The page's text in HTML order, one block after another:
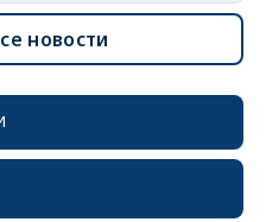
новости